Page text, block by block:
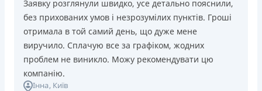
Заявку розглянули швидко, усе детально пояснили,
без прихованих умов і незрозумілих пунктів. Гроші
отримала в той самий день, що дуже мене
виручило. Сплачую все за графіком, жодних
проблем не виникло. Можу рекомендувати цю
компанію.
Інна, Київ